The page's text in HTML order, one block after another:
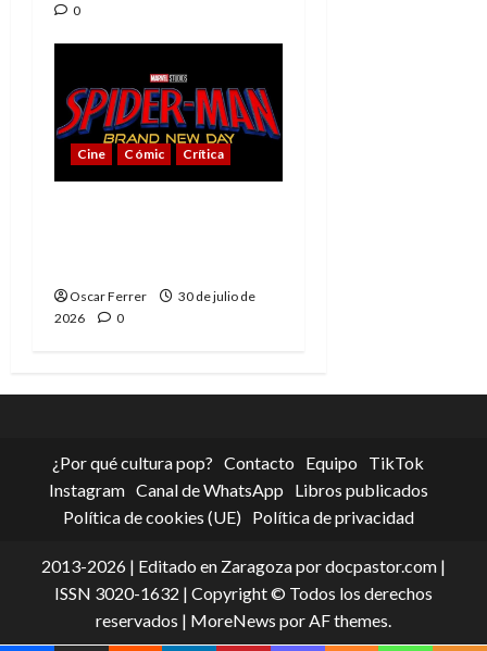
0
Cine Cómic Crítica
Oscar Ferrer
30 de julio de
2026
0
¿Por qué cultura pop? Contacto Equipo
TikTok
Instagram Canal de WhatsApp
Libros publicados
Política de cookies (UE)
Política de privacidad
2013-2026 | Editado en Zaragoza por docpastor.com |
ISSN 3020-1632 | Copyright © Todos los derechos
reservados | MoreNews por AF themes.